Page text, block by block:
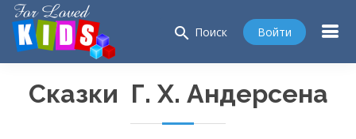
search Поиск Войти
Сказки Г. Х. Андерсена